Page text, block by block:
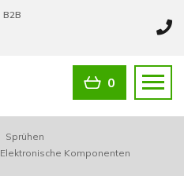
B2B
0
Sprühen
Elektronische Komponenten